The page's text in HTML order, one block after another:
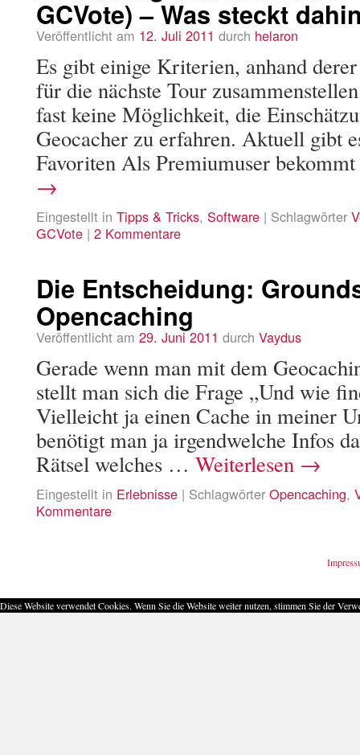
GCVote) – Was steckt
Veröffentlicht am 12. Juli 2011 durch helaron
Es gibt einige Kriterien, anhand
für die nächste Tour
fast keine Möglichkeit, die
Geocacher zu erfahren. Aktuell gibt
Favoriten Als Premiumuser
→
Eingestellt in Tipps & Tricks, Software | Schlagwörter
GCVote | 2 Kommentare
Die Entscheidung:
Opencaching
Veröffentlicht am 29. Juni 2011 durch Vaydus
Gerade wenn man mit dem
stellt man sich die Frage „Und wie
Vielleicht ja einen Cache in meiner
benötigt man ja irgendwelche Infos
Rätsel welches … Weiterlesen →
Eingestellt in Erlebnisse | Schlagwörter Opencaching,
Kommentare
Diese Website verwendet Cookies. Wenn Sie die Website weiter nutzen, stimmen Sie der